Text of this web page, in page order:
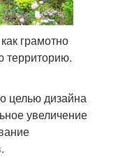
грамотно
территорию.
целью дизайна
увеличение